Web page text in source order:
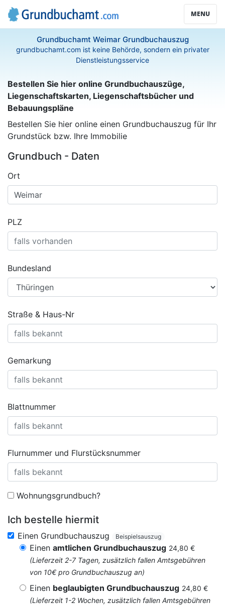
MENU
Grundbuchamt Weimar Grundbuchauszug
grundbuchamt.com ist keine Behörde, sondern ein privater
Dienstleistungsservice
Bestellen Sie hier online Grundbuchauszüge,
Liegenschaftskarten, Liegenschaftsbücher und
Bebauungspläne
Bestellen Sie hier online einen Grundbuchauszug für Ihr
Grundstück bzw. Ihre Immobilie
Grundbuch - Daten
Ort
PLZ
Bundesland
Straße & Haus-Nr
Gemarkung
Blattnummer
Flurnummer und Flurstücksnummer
Wohnungsgrundbuch?
Ich bestelle hiermit
Einen Grundbuchauszug Beispielsauszug
Einen amtlichen Grundbuchauszug 24,80 €
(Lieferzeit 2-7 Tagen, zusätzlich fallen Amtsgebühren
von 10€ pro Grundbuchauszug an)
Einen beglaubigten Grundbuchauszug 24,80 €
(Lieferzeit 1-2 Wochen, zusätzlich fallen Amtsgebühren